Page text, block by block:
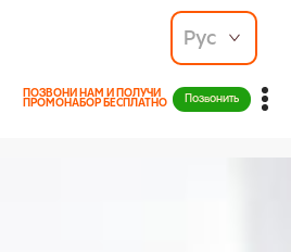
Рус
ПОЗВОНИ НАМ И ПОЛУЧИ
ПРОМОНАБОР БЕСПЛАТНО
Позвонить